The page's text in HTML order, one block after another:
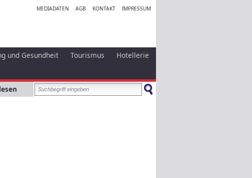
MEDIADATEN AGB KONTAKT IMPRESSUM
und Gesundheit Tourismus
Hotellerie